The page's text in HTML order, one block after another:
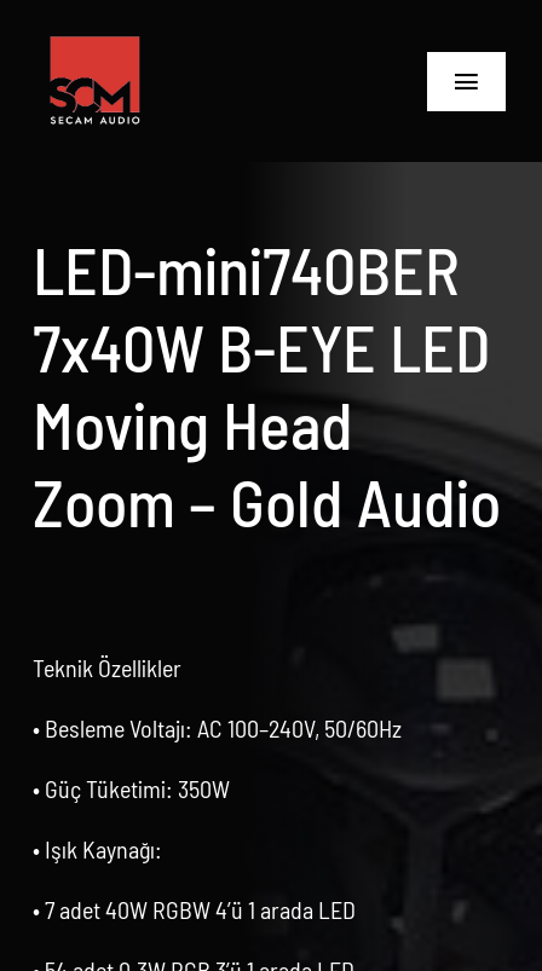
content
Toggle
Biz Kimiz
Neler Yaptık
Neler Yapıyoruz?
İletişime Geç
LED-mini740BER
7x40W B-EYE LED
Moving Head
Zoom – Gold Audio
Teknik Özellikler
• Besleme Voltajı: AC 100–240V, 50/60Hz
• Güç Tüketimi: 350W
• Işık Kaynağı:
• 7 adet 40W RGBW 4’ü 1 arada LED